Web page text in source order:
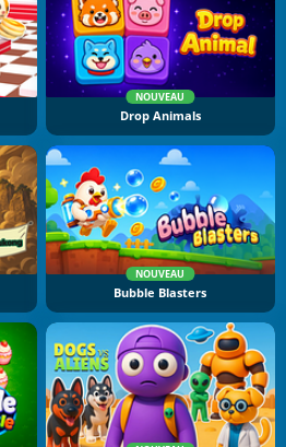
NOUVEAU
Drop Animals
NOUVEAU
Bubble Blasters